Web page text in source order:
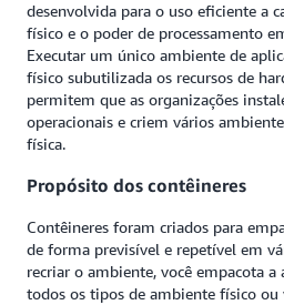
desenvolvida para o uso eficiente a
físico e o poder de processamento
Executar um único ambiente de
físico subutilizada os recursos de
permitem que as organizações
operacionais e criem vários
física.
Propósito dos contêineres
Contêineres foram criados para
de forma previsível e repetível em
recriar o ambiente, você empacota a
todos os tipos de ambiente físico ou